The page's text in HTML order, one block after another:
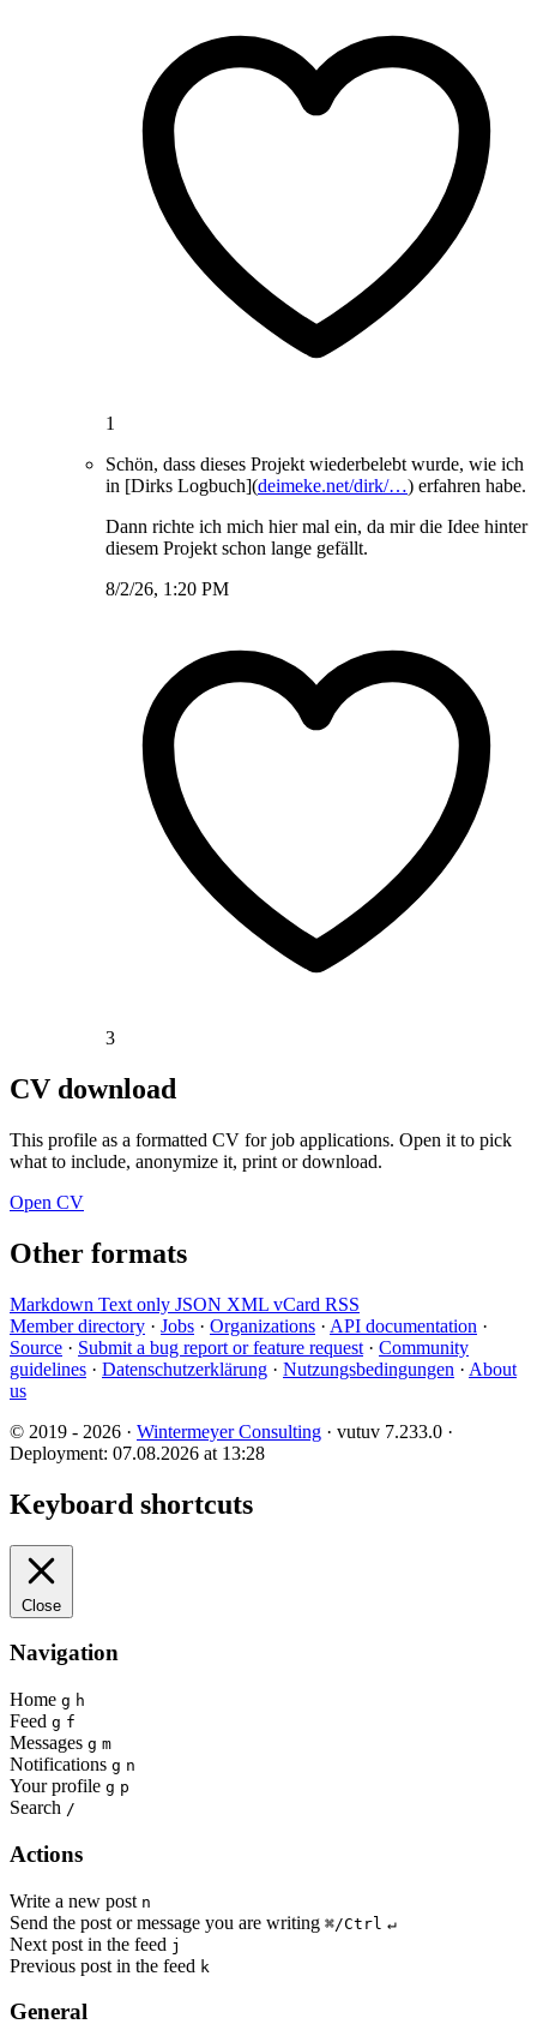
1
Schön, dass dieses Projekt wiederbelebt wurde, wie ich
in [Dirks Logbuch](deimeke.net/dirk/…) erfahren habe.
Dann richte ich mich hier mal ein, da mir die Idee hinter
diesem Projekt schon lange gefällt.
8/2/26, 1:20 PM
3
CV download
This profile as a formatted CV for job applications. Open it to pick
what to include, anonymize it, print or download.
Open CV
Other formats
Markdown Text only JSON XML vCard RSS
Member directory · Jobs · Organizations · API documentation ·
Source · Submit a bug report or feature request · Community
guidelines · Datenschutzerklärung · Nutzungsbedingungen · About
us
© 2019 - 2026 · Wintermeyer Consulting · vutuv 7.233.0 ·
Deployment: 07.08.2026 at 13:28
Keyboard shortcuts
Close
Navigation
Home g h
Feed g f
Messages g m
Notifications g n
Your profile g p
Search /
Actions
Write a new post n
Send the post or message you are writing ⌘/Ctrl ↵
Next post in the feed j
Previous post in the feed k
General